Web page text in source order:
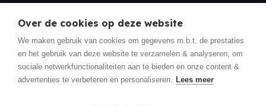
Over ons
Contact
Eigenaarslogin
Over de cookies op deze website
We maken gebruik van cookies om gegevens m.b.t. de prestaties
en het gebruik van deze website te verzamelen & analyseren, om
sociale netwerkfunctionaliteiten aan te bieden en onze content &
advertenties te verbeteren en personaliseren. Lees meer